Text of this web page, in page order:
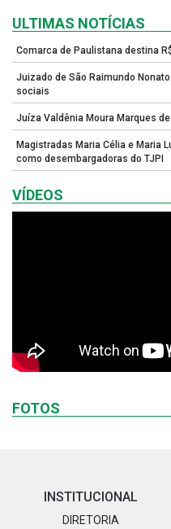
ULTIMAS NOTÍCIAS
Comarca de Paulistana destina
Juizado de São Raimundo
sociais
Juíza Valdênia Moura Marques
Magistradas Maria Célia e Maria
como desembargadoras do TJPI
VÍDEOS
FOTOS
INSTITUCIONAL
DIRETORIA